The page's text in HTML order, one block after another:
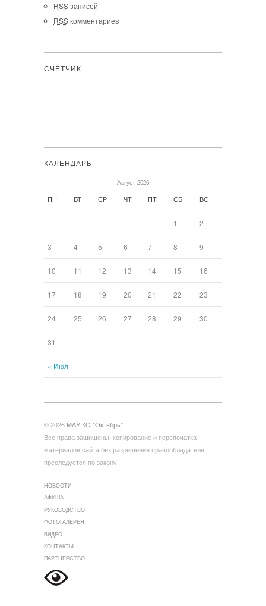
RSSзаписей
RSSкомментариев
СЧЁТЧИК
КАЛЕНДАРЬ
Август 2026
ПН ВТ СР ЧТ ПТ СБ ВС
« Июл
1 2
3 4 5 6 7 8 9
10 11 12 13 14 15 16
17 18 19 20 21 22 23
24 25 26 27 28 29 30
31
© 2026 МАУ КО "Октябрь"
Все права защищены, копирование и перепечатка
материалов сайта без разрешения правообладателя
преследуется по закону.
НОВОСТИ
АФИША
РУКОВОДСТВО
ФОТОГАЛЕРЕЯ
ВИДЕО
КОНТАКТЫ
ПАРТНЕРСТВО